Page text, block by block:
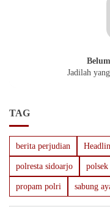
Jadilah
TAG
berita perjudian
polresta sidoarjo polsek
propam polri sabung